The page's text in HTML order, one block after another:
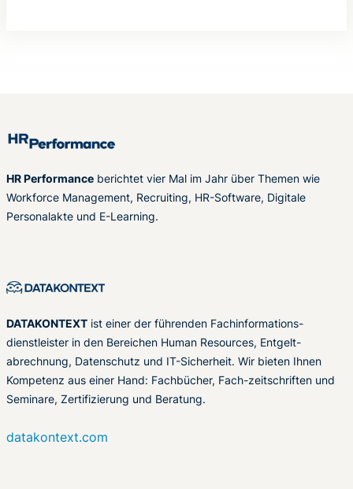
HR Performance berichtet vier Mal im Jahr über Themen wie
Workforce Management, Recruiting, HR-Software, Digitale
Personalakte und E-Learning.
DATAKONTEXT ist einer der führenden Fachinformations-
dienstleister in den Bereichen Human Resources, Entgelt-
abrechnung, Datenschutz und IT-Sicherheit. Wir bieten Ihnen
Kompetenz aus einer Hand: Fachbücher, Fach-zeitschriften und
Seminare, Zertifizierung und Beratung.
datakontext.com